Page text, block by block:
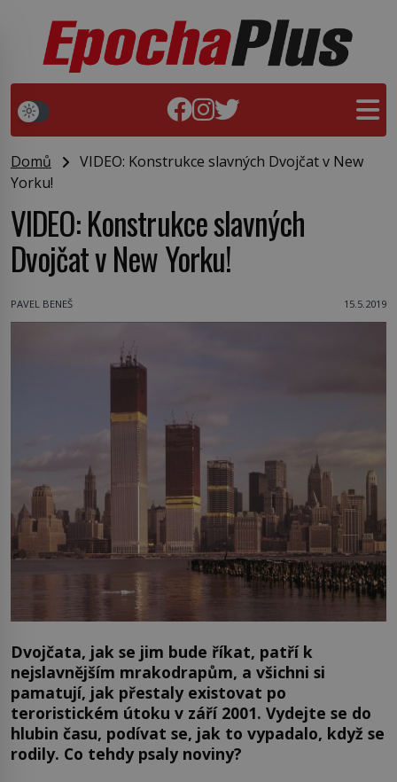
Domů
VIDEO: Konstrukce slavných Dvojčat v New
Yorku!
VIDEO: Konstrukce slavných
Dvojčat v New Yorku!
PAVEL BENEŠ 15.5.2019
Dvojčata, jak se jim bude říkat, patří k
nejslavnějším mrakodrapům, a všichni si
pamatují, jak přestaly existovat po
teroristickém útoku v září 2001. Vydejte se do
hlubin času, podívat se, jak to vypadalo, když se
rodily. Co tehdy psaly noviny?